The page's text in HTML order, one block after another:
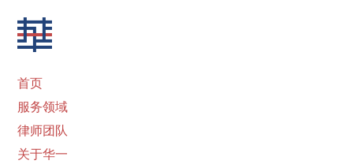
首页
服务领域
律师团队
关于华一